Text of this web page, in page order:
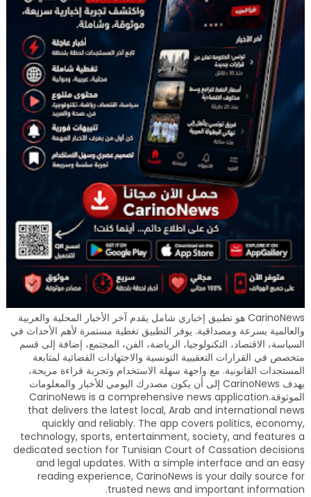
CarinoNews هو تطبيق إخباري شامل يقدم آخر الأخبار المحلية والعربية
والعالمية بسرعة ومصداقية. يوفر التطبيق تغطية مستمرة لأهم الأحداث في
السياسة، الاقتصاد، التكنولوجيا، الرياضة، الفن، المجتمع، إضافة إلى قسم
متخصص في القرارات التعقيبية التونسية والاجتهادات القضائية لمتابعة
المستجدات القانونية. مع واجهة سهلة الاستخدام وتجربة قراءة مريحة،
يهدف CarinoNews إلى أن يكون مصدرك اليومي للأخبار والمعلومات
الموثوقة.CarinoNews is a comprehensive news application
that delivers the latest local, Arab and international news
quickly and reliably. The app covers politics, economy,
technology, sports, entertainment, society, and features a
dedicated section for Tunisian Court of Cassation decisions
and legal updates. With a simple interface and an easy
reading experience, CarinoNews is your daily source for
trusted news and important information.